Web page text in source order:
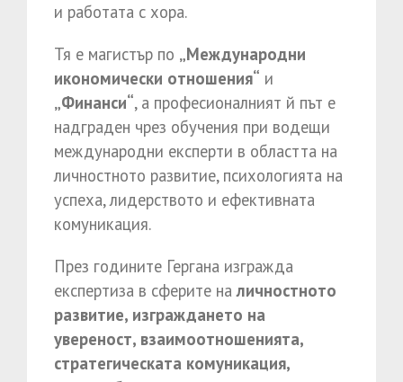
и работата с хора.
Тя е магистър по „Международни
икономически отношения“ и
„Финанси“, а професионалният й път е
надграден чрез обучения при водещи
международни експерти в областта на
личностното развитие, психологията на
успеха, лидерството и ефективната
комуникация.
През годините Гергана изгражда
експертиза в сферите наличностното
развитие, изграждането на
увереност, взаимоотношенията,
стратегическата комуникация,